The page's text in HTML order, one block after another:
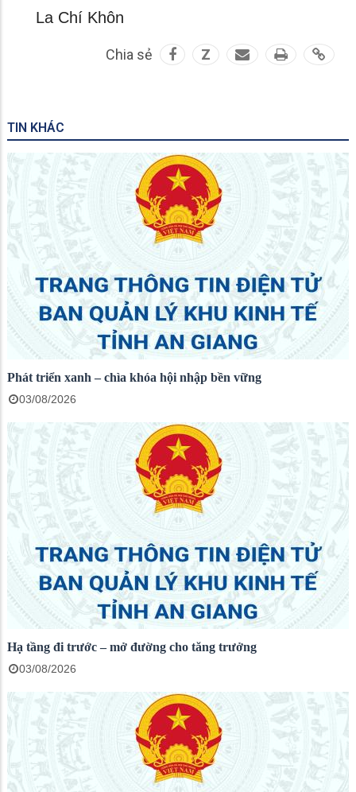
La Chí Khôn
Chia sẻ Z
TIN KHÁC
Phát triển xanh – chìa khóa hội nhập bền vững
03/08/2026
Hạ tầng đi trước – mở đường cho tăng trưởng
03/08/2026